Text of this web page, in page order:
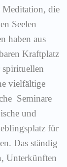
Meditation, die
Seelen
haben aus
Kraftplatz
vielfältige
Seminare
und
für
Das ständig
Unterkünften